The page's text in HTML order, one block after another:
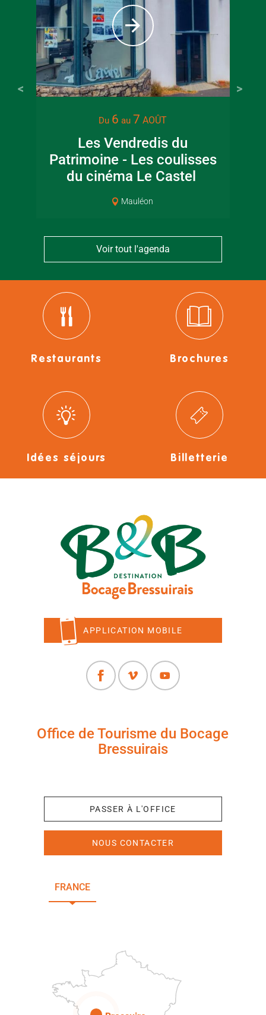
Du 6 au 7 AOÛT
Les Vendredis du
Patrimoine - Les coulisses
du cinéma Le Castel
Mauléon
Voir tout l'agenda
Restaurants Brochures
Idées séjours Billetterie
APPLICATION MOBILE
Office de Tourisme du Bocage
Bressuirais
PASSER À L'OFFICE
NOUS CONTACTER
FRANCE